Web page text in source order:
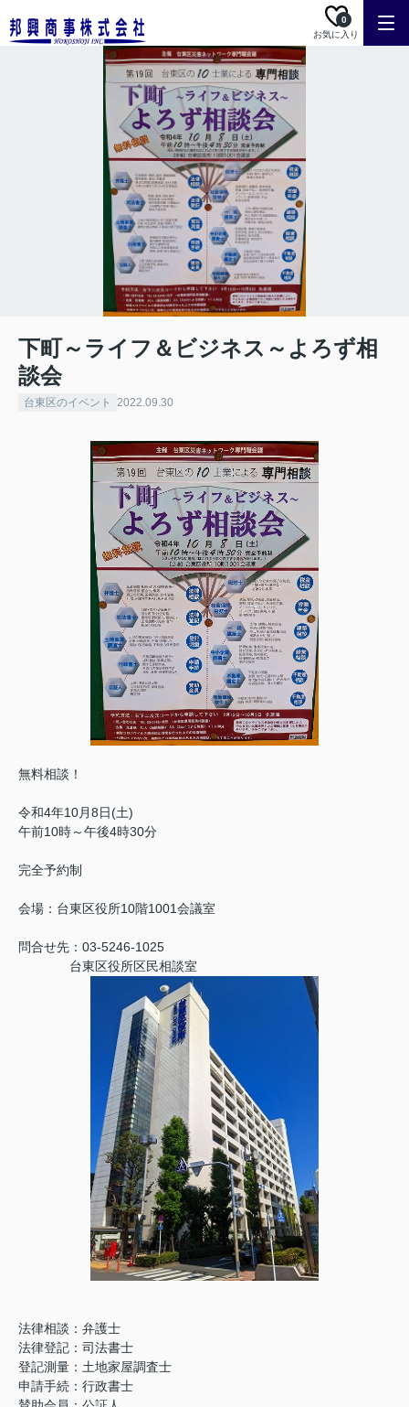
お気に入り
0
下町～ライフ＆ビジネス～よろず相
談会
台東区のイベント 2022.09.30
無料相談！
令和4年10月8日(土)
午前10時～午後4時30分
完全予約制
会場：台東区役所10階1001会議室
問合せ先：03-5246-1025
台東区役所区民相談室
法律相談：弁護士
法律登記：司法書士
登記測量：土地家屋調査士
申請手続：行政書士